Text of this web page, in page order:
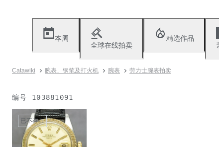
本周
全球在线拍卖
精选作品
Catawiki 腕表、钢笔及打火机 腕表 劳力士腕表拍卖
编号 103881091
已不存在